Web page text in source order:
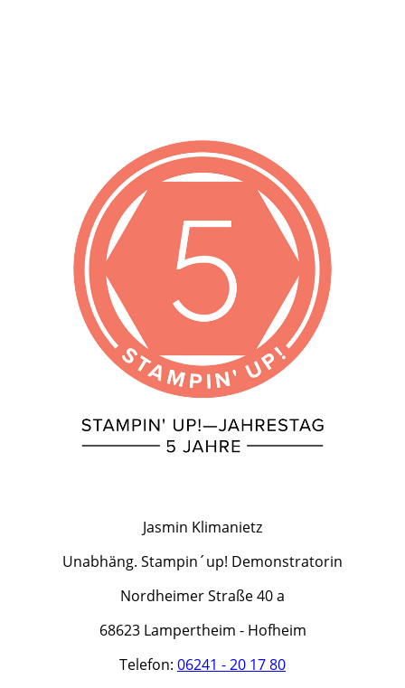
Jasmin Klimanietz
Unabhäng. Stampin´up! Demonstratorin
Nordheimer Straße 40 a
68623 Lampertheim - Hofheim
Telefon: 06241 - 20 17 80